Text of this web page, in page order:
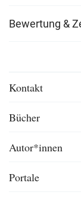
Bewertung &
Kontakt
Bücher
Autor*innen
Portale